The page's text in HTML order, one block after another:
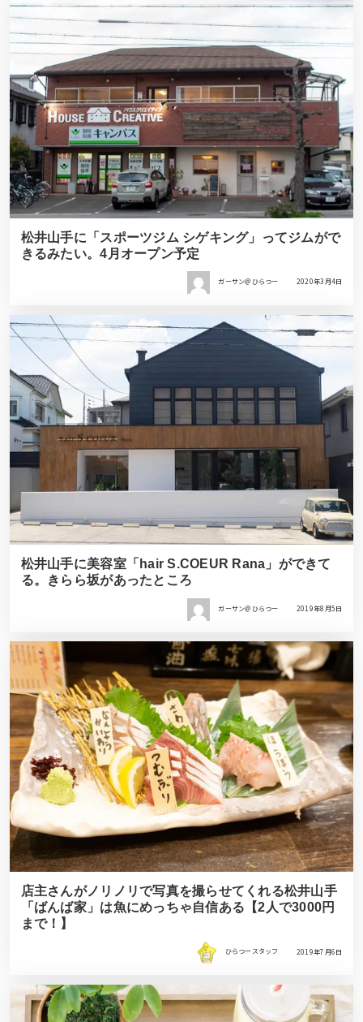
松井山手に「スポーツジム シゲキング」ってジムがで
きるみたい。4月オープン予定
ガーサン＠ひらつー 2020年3月4日
松井山手に美容室「hair S.COEUR Rana」ができて
る。きらら坂があったところ
ガーサン＠ひらつー 2019年8月5日
店主さんがノリノリで写真を撮らせてくれる松井山手
「ばんば家」は魚にめっちゃ自信ある【2人で3000円
まで！】
ひらつースタッフ 2019年7月6日